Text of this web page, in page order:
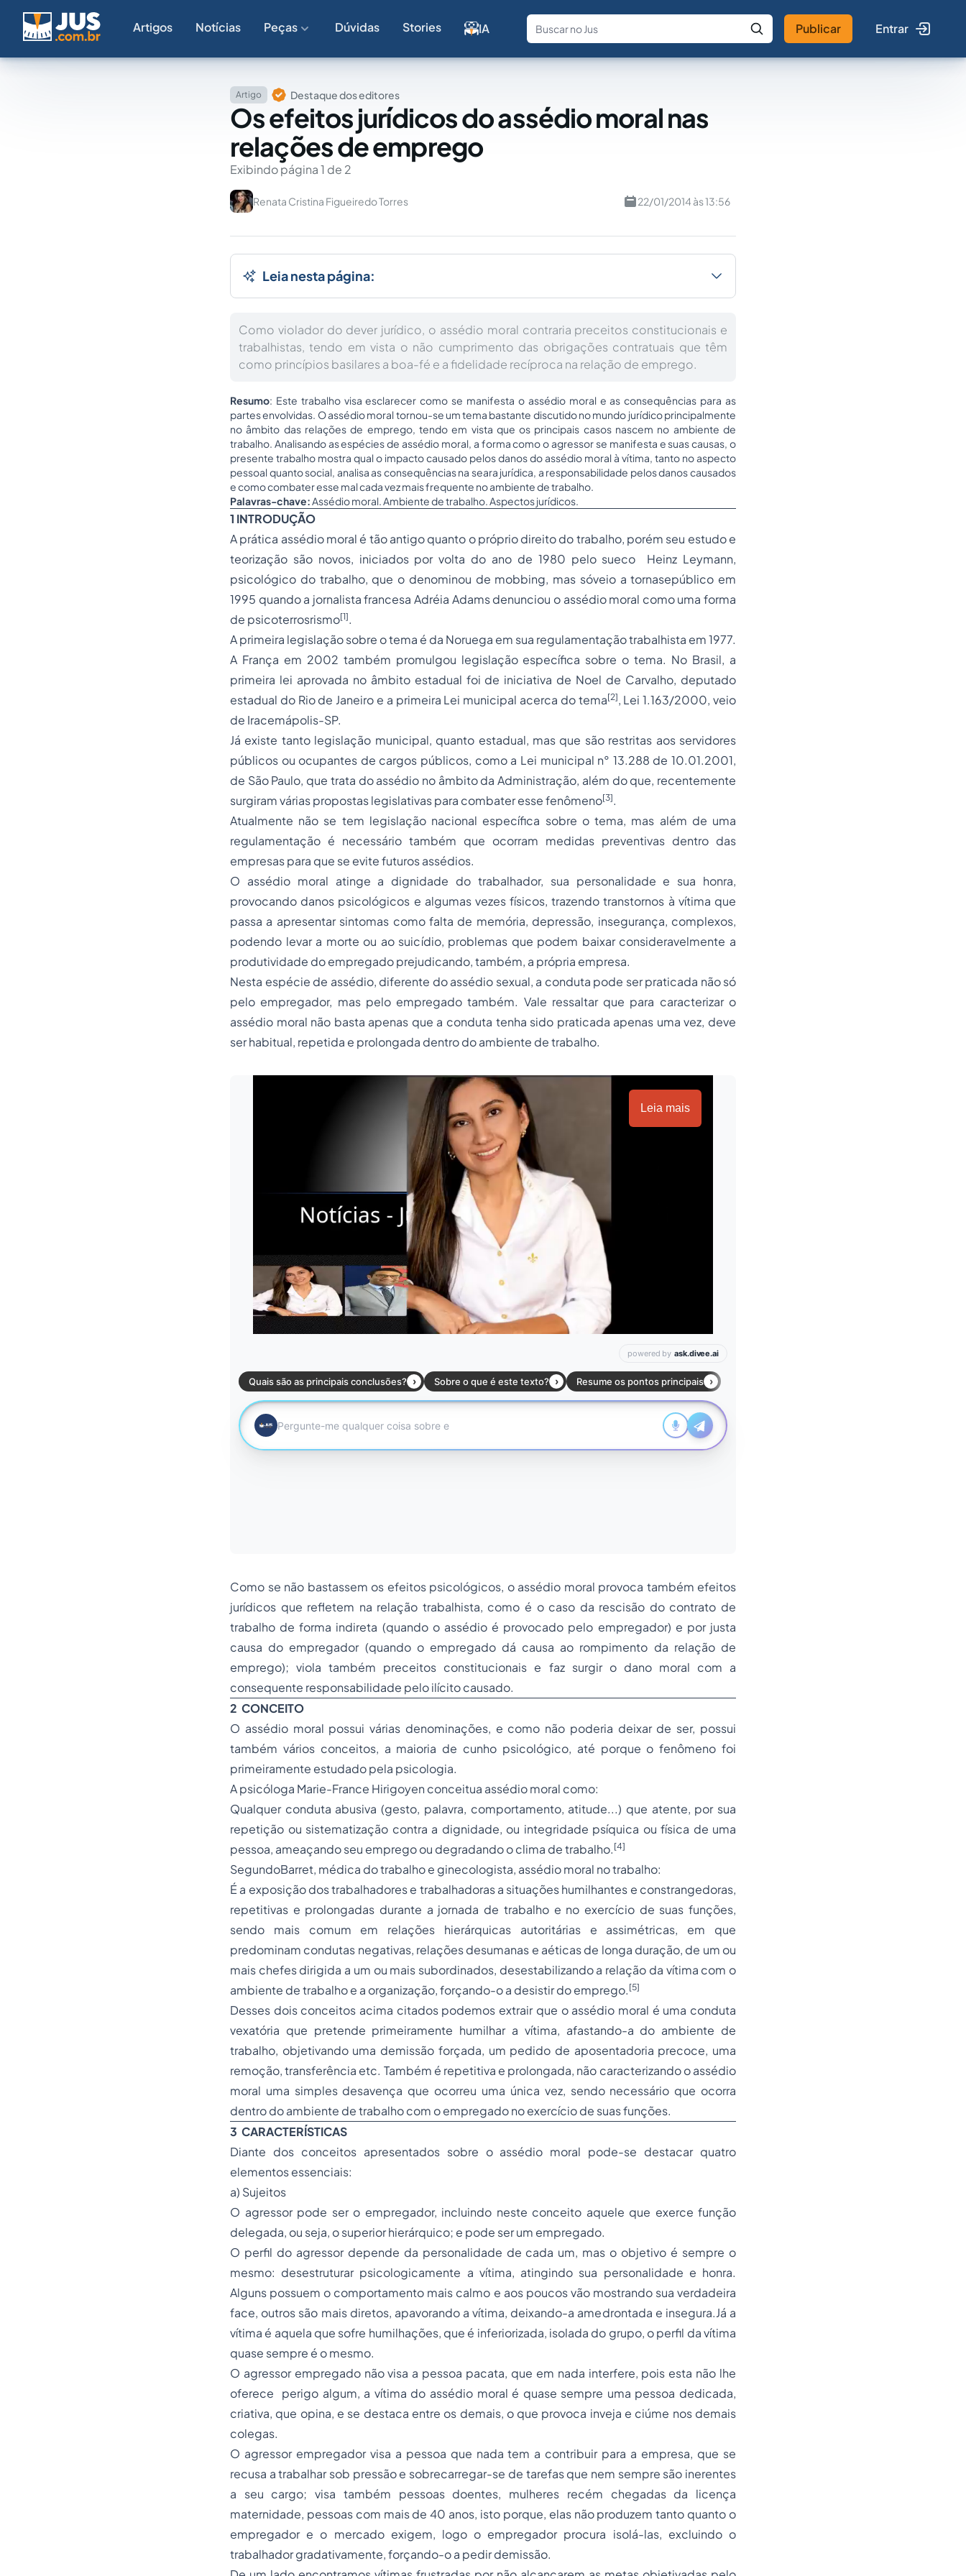
Artigos Notícias Peças Dúvidas Stories IA
Fale com a IA Buscar no Jus
Publicar Entrar
Artigo Destaque dos editores
Os efeitos jurídicos do assédio moral nas
relações de emprego
Exibindo página 1 de 2
Renata Cristina Figueiredo Torres 22/01/2014 às 13:56
Leia nesta página:
Como violador do dever jurídico, o assédio moral contraria preceitos constitucionais e
trabalhistas, tendo em vista o não cumprimento das obrigações contratuais que têm
como princípios basilares a boa-fé e a fidelidade recíproca na relação de emprego.
Resumo: Este trabalho visa esclarecer como se manifesta o assédio moral e as consequências para as
partes envolvidas. O assédio moral tornou-se um tema bastante discutido no mundo jurídico principalmente
no âmbito das relações de emprego, tendo em vista que os principais casos nascem no ambiente de
trabalho. Analisando as espécies de assédio moral, a forma como o agressor se manifesta e suas causas, o
presente trabalho mostra qual o impacto causado pelos danos do assédio moral à vítima, tanto no aspecto
pessoal quanto social, analisa as consequências na seara jurídica, a responsabilidade pelos danos causados
e como combater esse mal cada vez mais frequente no ambiente de trabalho.
Palavras-chave:Assédio moral. Ambiente de trabalho. Aspectos jurídicos.
1 INTRODUÇÃO
A prática assédio moral é tão antigo quanto o próprio direito do trabalho, porém seu estudo e
teorização são novos, iniciados por volta do ano de 1980 pelo sueco Heinz Leymann,
psicológico do trabalho, que o denominou de mobbing, mas sóveio a tornasepúblico em
1995 quando a jornalista francesa Adréia Adams denunciou o assédio moral como uma forma
de psicoterrosrismo[1].
A primeira legislação sobre o tema é da Noruega em sua regulamentação trabalhista em 1977.
A França em 2002 também promulgou legislação específica sobre o tema. No Brasil, a
primeira lei aprovada no âmbito estadual foi de iniciativa de Noel de Carvalho, deputado
estadual do Rio de Janeiro e a primeira Lei municipal acerca do tema[2], Lei 1.163/2000, veio
de Iracemápolis-SP.
Já existe tanto legislação municipal, quanto estadual, mas que são restritas aos servidores
públicos ou ocupantes de cargos públicos, como a Lei municipal n° 13.288 de 10.01.2001,
de São Paulo, que trata do assédio no âmbito da Administração, além do que, recentemente
surgiram várias propostas legislativas para combater esse fenômeno[3].
Atualmente não se tem legislação nacional específica sobre o tema, mas além de uma
regulamentação é necessário também que ocorram medidas preventivas dentro das
empresas para que se evite futuros assédios.
O assédio moral atinge a dignidade do trabalhador, sua personalidade e sua honra,
provocando danos psicológicos e algumas vezes físicos, trazendo transtornos à vítima que
passa a apresentar sintomas como falta de memória, depressão, insegurança, complexos,
podendo levar a morte ou ao suicídio, problemas que podem baixar consideravelmente a
produtividade doempregadoprejudicando, também, a própria empresa.
Nesta espécie de assédio, diferente do assédio sexual, a conduta pode ser praticada não só
pelo empregador, mas pelo empregado também. Vale ressaltar que para caracterizar o
assédio moral não basta apenas que a conduta tenha sido praticada apenas uma vez, deve
ser habitual, repetida e prolongada dentro do ambiente de trabalho.
Leia mais
Como se não bastassem os efeitos psicológicos, o assédio moral provoca também efeitos
jurídicos que refletem na relação trabalhista, como é o caso da rescisão do contrato de
trabalho de forma indireta (quando o assédio é provocado pelo empregador) e por justa
causa do empregador (quando o empregado dá causa ao rompimento da relação de
emprego); viola também preceitos constitucionais e faz surgir o dano moral com a
consequente responsabilidade pelo ilícito causado.
2 CONCEITO
O assédio moral possui várias denominações, e como não poderia deixar de ser, possui
também vários conceitos, a maioria de cunho psicológico, até porque o fenômeno foi
primeiramente estudado pela psicologia.
A psicóloga Marie-France Hirigoyen conceitua assédio moral como:
Qualquer conduta abusiva (gesto, palavra, comportamento, atitude...) que atente, por sua
repetição ou sistematização contra a dignidade, ou integridade psíquica ou física de uma
pessoa, ameaçando seu emprego ou degradando o clima de trabalho. [4]
SegundoBarret, médica do trabalho e ginecologista, assédio moral no trabalho:
É a exposição dos trabalhadores e trabalhadoras a situações humilhantes e constrangedoras,
repetitivas e prolongadas durante a jornada de trabalhoe no exercício de suas funções,
sendo mais comum em relações hierárquicas autoritárias e assimétricas, em que
predominam condutas negativas, relações desumanas e aéticas de longa duração, de um ou
mais chefes dirigida a um ou mais subordinados, desestabilizando a relação da vítima com o
ambiente de trabalho e a organização, forçando-o a desistir do emprego. [5]
Desses dois conceitos acima citados podemos extrair que o assédio moral é uma conduta
vexatória que pretende primeiramente humilhar a vítima, afastando-a do ambiente de
trabalho, objetivando uma demissão forçada, um pedido de aposentadoria precoce, uma
remoção, transferência etc. Também é repetitiva e prolongada, não caracterizando o assédio
moral uma simples desavença que ocorreu uma única vez, sendo necessário que ocorra
dentro do ambiente de trabalho com o empregado no exercício de suas funções.
3 CARACTERÍSTICAS
Diante dos conceitos apresentados sobre o assédio moral pode-se destacar quatro
elementos essenciais:
a) Sujeitos
O agressor pode ser o empregador, incluindo neste conceito aquele que exerce função
delegada, ou seja, o superior hierárquico; e pode ser um empregado.
O perfil do agressor depende da personalidade de cada um, mas o objetivo é sempre o
mesmo: desestruturar psicologicamente a vítima, atingindo sua personalidade e honra.
Alguns possuem o comportamento mais calmo e aos poucos vão mostrando sua verdadeira
face, outros são mais diretos, apavorando a vítima, deixando-a amedrontada e insegura.Já a
vítima é aquela que sofre humilhações, que é inferiorizada, isolada do grupo, o perfil da vítima
quase sempre é o mesmo.
O agressor empregado não visa a pessoa pacata, que em nada interfere, pois esta não lhe
oferece perigo algum, a vítima do assédio moral é quase sempre uma pessoa dedicada,
criativa, que opina, e se destaca entre os demais, o que provoca inveja e ciúme nos demais
colegas.
O agressor empregador visa a pessoa que nada tem a contribuir para a empresa, que se
recusa a trabalhar sob pressão e sobrecarregar-se de tarefas que nem sempre são inerentes
a seu cargo; visa também pessoas doentes, mulheres recém chegadas da licença
maternidade, pessoas com mais de 40 anos, isto porque, elas não produzem tanto quanto o
empregador e o mercado exigem, logo o empregador procura isolá-las, excluindo o
trabalhador gradativamente, forçando-o a pedir demissão.